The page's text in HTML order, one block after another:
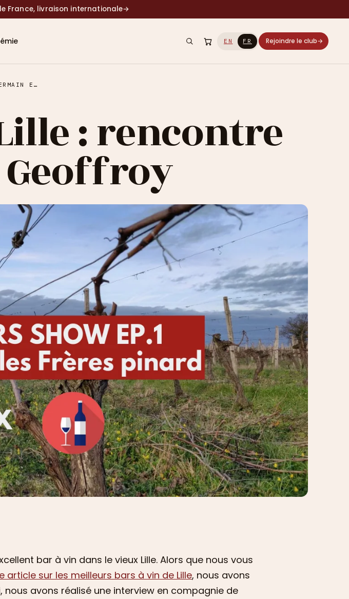
France, livraison internationale→
EN FR Rejoindre le club→
FRÈRES PINARD À LILLE : RENCONTRE AVEC GERMAIN ET GEOFFROY
: rencontre
Geoffroy
bar à vin dans le vieux Lille. Alors que nous vous
article sur les meilleurs bars à vin de Lille, nous avons
nous avons réalisé une interview en compagnie de